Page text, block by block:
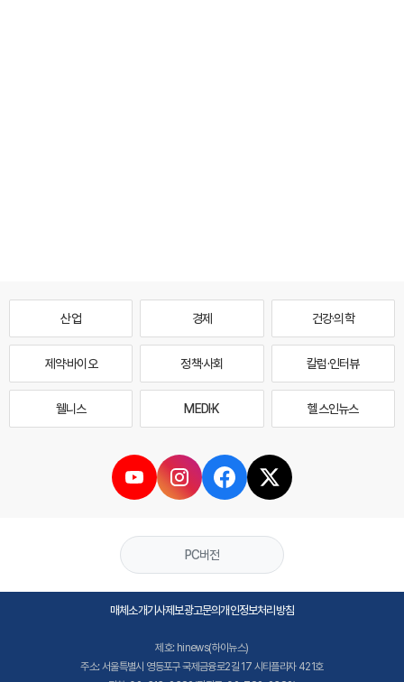
산업 경제 건강·의학
제약·바이오 정책·사회 칼럼·인터뷰
웰니스 MEDI·K 헬스인뉴스
PC버전
매체소개기사제보광고문의개인정보처리방침
제호: hinews(하이뉴스)
주소: 서울특별시 영등포구 국제금융로2길 17 시티플라자 421호